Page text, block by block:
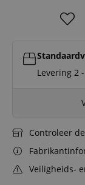
Levering 2
Controleer
Veiligheids-